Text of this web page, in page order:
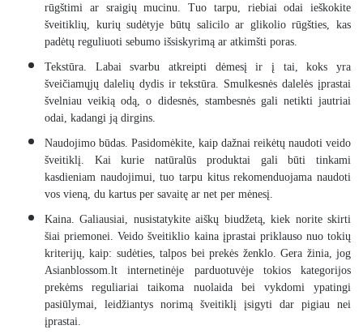
rūgštimi ar sraigių mucinu. Tuo tarpu, riebiai odai ieškokite
šveitiklių, kurių sudėtyje būtų salicilo ar glikolio rūgšties, kas
padėtų reguliuoti sebumo išsiskyrimą ar atkimšti poras.
Tekstūra. Labai svarbu atkreipti dėmesį ir į tai, koks yra
šveičiamųjų dalelių dydis ir tekstūra. Smulkesnės dalelės įprastai
švelniau veikią odą, o didesnės, stambesnės gali netikti jautriai
odai, kadangi ją dirgins.
Naudojimo būdas. Pasidomėkite, kaip dažnai reikėtų naudoti veido
šveitiklį. Kai kurie natūralūs produktai gali būti tinkami
kasdieniam naudojimui, tuo tarpu kitus rekomenduojama naudoti
vos vieną, du kartus per savaitę ar net per mėnesį.
Kaina. Galiausiai, nusistatykite aiškų biudžetą, kiek norite skirti
šiai priemonei. Veido šveitiklio kaina įprastai priklauso nuo tokių
kriterijų, kaip: sudėties, talpos bei prekės ženklo. Gera žinia, jog
Asianblossom.lt internetinėje parduotuvėje tokios kategorijos
prekėms reguliariai taikoma nuolaida bei vykdomi ypatingi
pasiūlymai, leidžiantys norimą šveitiklį įsigyti dar pigiau nei
įprastai.